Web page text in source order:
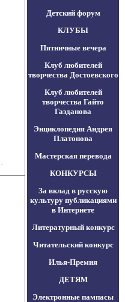
Детский форум
КЛУБЫ
Пятничные вечера
Клуб любителей
творчества Достоевского
Клуб любителей
творчества Гайто
Газданова
Энциклопедия Андрея
Платонова
Мастерская перевода
КОНКУРСЫ
За вклад в русскую
культуру публикациями
в Интернете
Литературный конкурс
Читательский конкурс
Илья-Премия
ДЕТЯМ
Электронные пампасы